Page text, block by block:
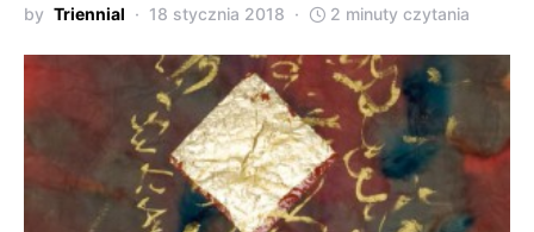
by Triennial 18 stycznia 2018 2 minuty czytania